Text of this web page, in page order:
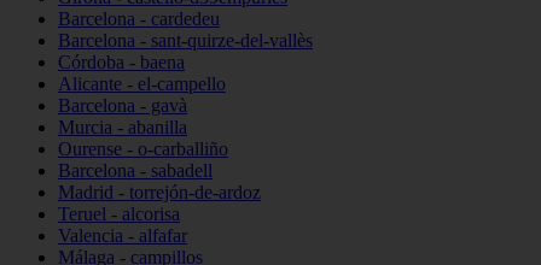
Barcelona - cardedeu
Barcelona - sant-quirze-del-vallès
Córdoba - baena
Alicante - el-campello
Barcelona - gavà
Murcia - abanilla
Ourense - o-carballiño
Barcelona - sabadell
Madrid - torrejón-de-ardoz
Teruel - alcorisa
Valencia - alfafar
Málaga - campillos